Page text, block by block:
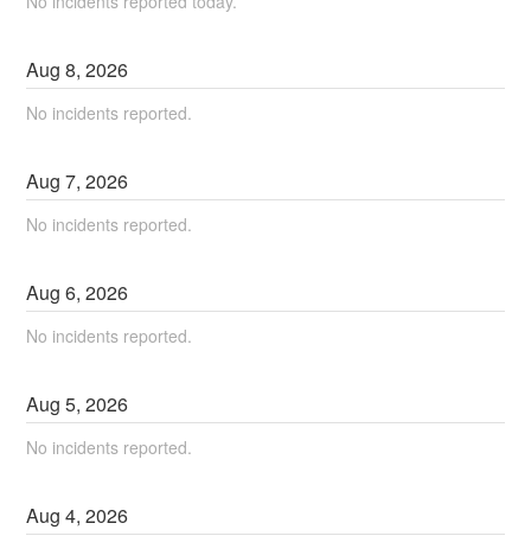
Aug8,2026
No incidents reported.
Aug7,2026
No incidents reported.
Aug6,2026
No incidents reported.
Aug5,2026
No incidents reported.
Aug4,2026